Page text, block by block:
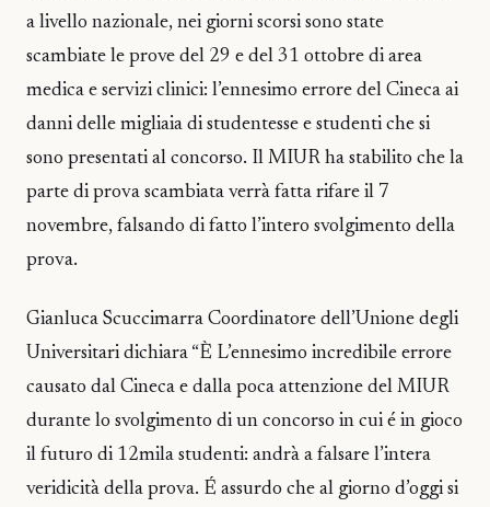
a livello nazionale, nei giorni scorsi sono state
scambiate le prove del 29 e del 31 ottobre di area
medica e servizi clinici: l’ennesimo errore del Cineca ai
danni delle migliaia di studentesse e studenti che si
sono presentati al concorso. Il MIUR ha stabilito che la
parte di prova scambiata verrà fatta rifare il 7
novembre, falsando di fatto l’intero svolgimento della
prova.
Gianluca Scuccimarra Coordinatore dell’Unione degli
Universitari dichiara “È L’ennesimo incredibile errore
causato dal Cineca e dalla poca attenzione del MIUR
durante lo svolgimento di un concorso in cui é in gioco
il futuro di 12mila studenti: andrà a falsare l’intera
veridicità della prova. É assurdo che al giorno d’oggi si